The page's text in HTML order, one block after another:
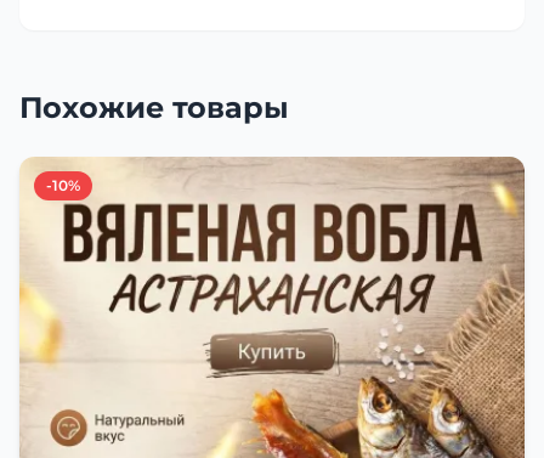
Похожие товары
-10%